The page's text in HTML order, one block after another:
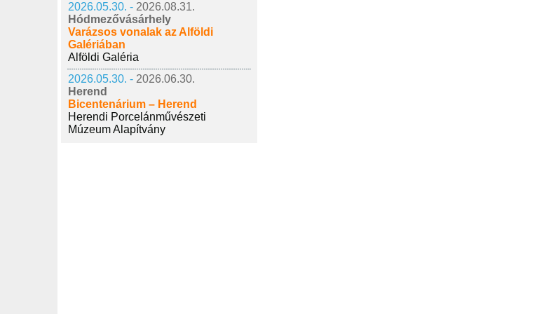
2026.05.30. - 2026.08.31.
Hódmezővásárhely
Varázsos vonalak az Alföldi
Galériában
Alföldi Galéria
2026.05.30. - 2026.06.30.
Herend
Bicentenárium – Herend
Herendi Porcelánművészeti
Múzeum Alapítvány